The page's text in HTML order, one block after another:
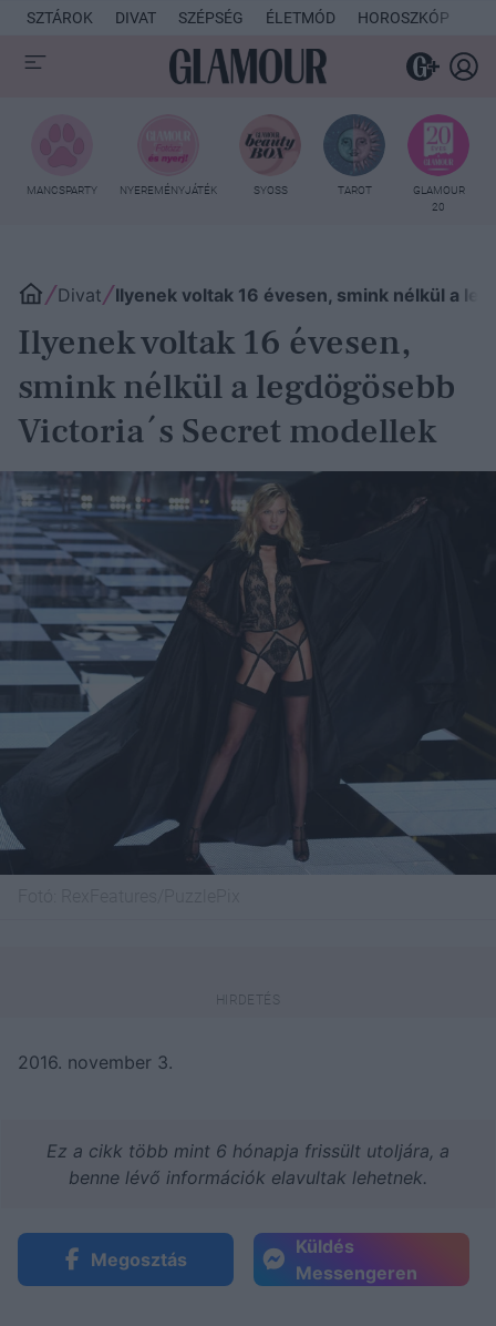
SZTÁROK DIVAT SZÉPSÉG ÉLETMÓD HOROSZKÓP
MANCSPARTY NYEREMÉNYJÁTÉK SYOSS TAROT
GLAMOUR
20
Divat Ilyenek voltak 16 évesen, smink nélkül a
Ilyenek voltak 16 évesen,
smink nélkül a legdögösebb
Victoria´s Secret modellek
2016. november 3.
Ez a cikk több mint 6 hónapja frissült utoljára, a
benne lévő információk elavultak lehetnek.
Megosztás
Küldés
Messengeren